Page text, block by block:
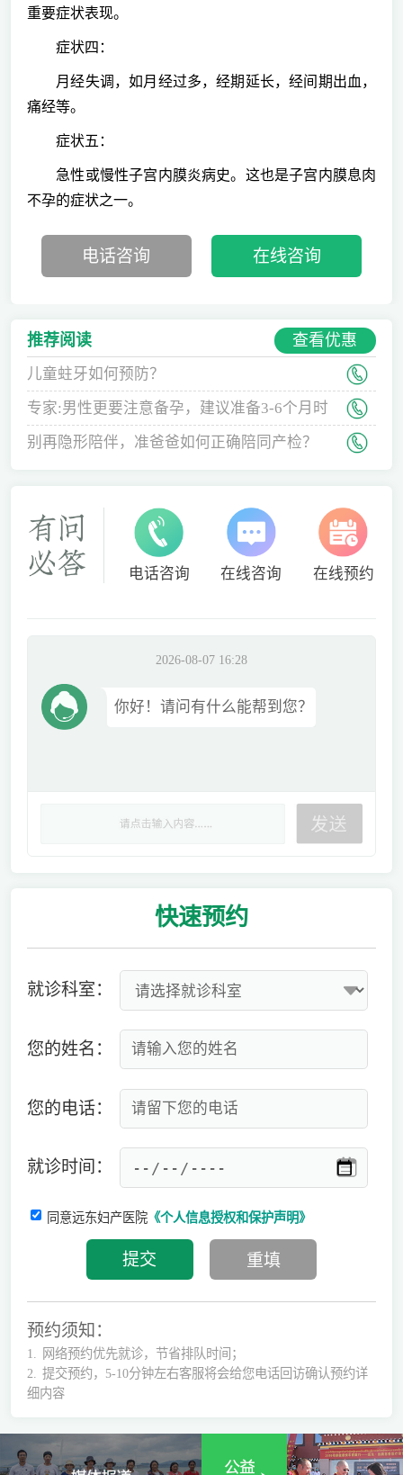
重要症状表现。
症状四：
月经失调，如月经过多，经期延长，经间期出血，
痛经等。
症状五：
急性或慢性子宫内膜炎病史。这也是子宫内膜息肉
不孕的症状之一。
电话咨询 在线咨询
推荐阅读 查看优惠
儿童蛀牙如何预防？
专家:男性更要注意备孕，建议准备3-6个月时
间
别再隐形陪伴，准爸爸如何正确陪同产检？
电话咨询 在线咨询 在线预约
2026-08-07 16:28
你好！请问有什么能帮到您？
快速预约
就诊科室：
您的姓名：
您的电话：
就诊时间：
同意远东妇产医院《个人信息授权和保护声明》
预约须知：
1.
网络预约优先就诊，节省排队时间；
2.
提交预约，5-10分钟左右客服将会给您电话回访确认预约详
细内容